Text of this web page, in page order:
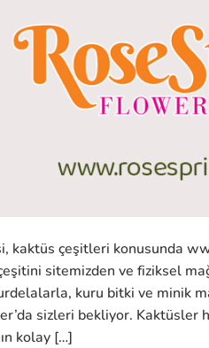
kaktüs çeşitleri konusunda
sitemizden ve fiziksel
kuru bitki ve minik
sizleri bekliyor. Kaktüsler
kolay […]